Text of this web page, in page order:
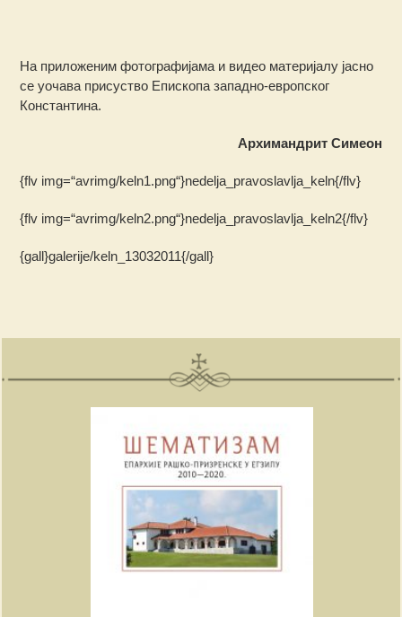
На приложеним фотографијама и видео материјалу јасно
се уочава присуство Епископа западно-европског
Константина.
Архимандрит Симеон
{flv img=“avrimg/keln1.png“}nedelja_pravoslavlja_keln{/flv}
{flv img=“avrimg/keln2.png“}nedelja_pravoslavlja_keln2{/flv}
{gall}galerije/keln_13032011{/gall}